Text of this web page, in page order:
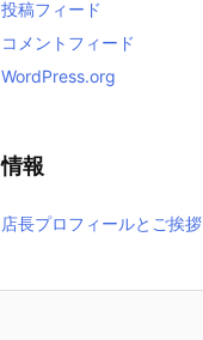
投稿フィード
コメントフィード
WordPress.org
情報
店長プロフィールとご挨拶